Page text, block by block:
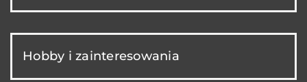
Hobby i zainteresowania